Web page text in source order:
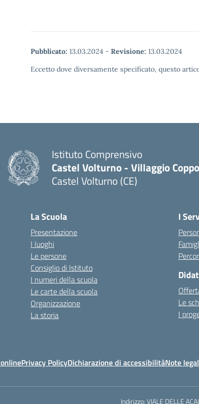
Pubblicato: 13.03.2024 - Revisione: 13.03.2024
Eccetto dove diversamente specificato, questo
Istituto Comprensivo
Castel Volturno - Villaggio
Castel Volturno (CE)
La Scuola
Presentazione
I luoghi
Le persone
Consiglio di Istituto
I numeri della scuola
Le carte della scuola
Organizzazione
La storia
I
Le
I
Privacy PolicyDichiarazione di accessibilitàNote
Indirizzo:VIALE DELLE